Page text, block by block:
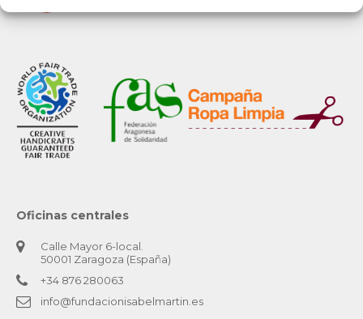
Oficinas centrales
Calle Mayor 6-local.
50001 Zaragoza (España)
+34 876 280063
info@fundacionisabelmartin.es